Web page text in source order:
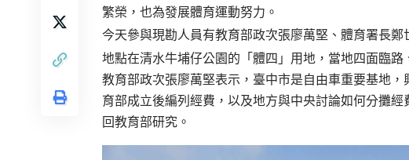
繁榮，也為發展體育運動努力。
今天參與現勘人員有教育部政次張廖萬堅、體育署長
地點在清水牛埔仔公園的「體四」用地，當地四面臨路
教育部政次張廖萬堅表示，臺中市是自由車重要基地
育部成立後編列經費，以及地方與中央討論如何分攤
回教育部研究。